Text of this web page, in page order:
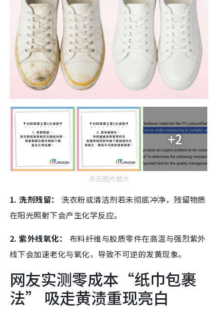
+2
点击图片放大
1. 洗剂残留：
洗衣粉或清洁剂若未彻底冲净，残留物质
在阳光照射下会产生化学反应。
2. 紫外线氧化：
布料纤维与胶质零件在高温与强烈紫外
线下会加速老化与氧化，导致不可逆的发黄现象。
网友实测零成本“纸巾包裹
法” 吸走黄渍重现亮白